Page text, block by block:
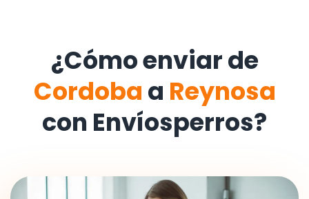
¿Cómo enviar de
Cordoba a Reynosa
con Envíosperros?